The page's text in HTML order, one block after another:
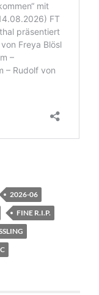
2026-06
FINE R.I.P.